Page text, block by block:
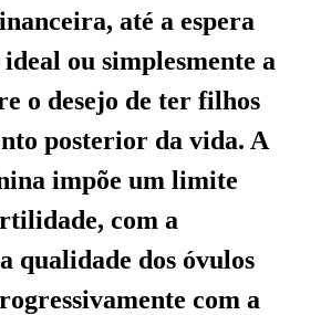
até a espera
ou simplesmente a
o desejo de ter filhos
posterior da vida. A
impõe um limite
com a
qualidade dos óvulos
com a